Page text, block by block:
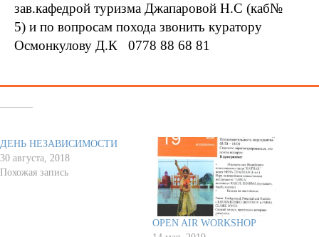
зав.кафедрой туризма Джапаровой Н.С (каб№
5) и по вопросам похода звонить куратору
Осмонкулову Д.К 0778 88 68 81
ДЕНЬ НЕЗАВИСИМОСТИ
30 августа, 2018
Похожая запись
OPEN AIR WORKSHOP